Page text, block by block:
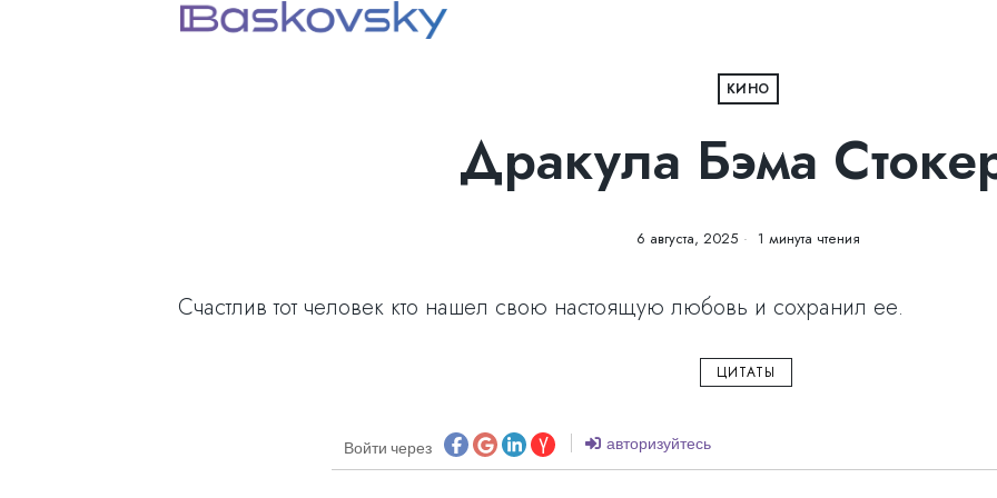
КИНО
Дракула Бэма
6 августа, 2025 1 минута чтения
Счастлив тот человек кто нашел свою настоящую любовь и сохранил ее.
ЦИТАТЫ
Войти через авторизуйтесь